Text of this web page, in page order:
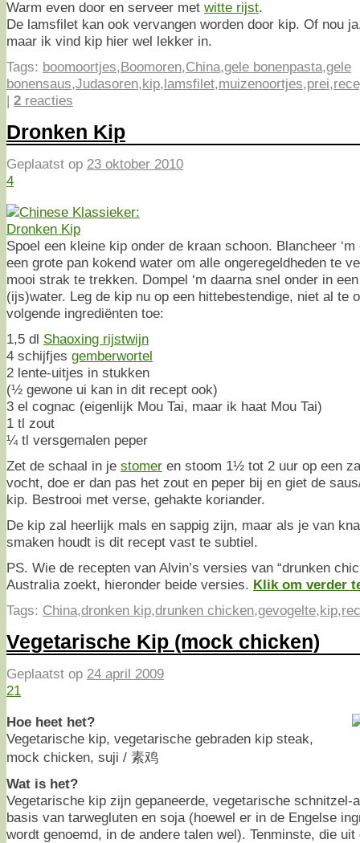
Warm even door en serveer met witte rijst.
De lamsfilet kan ook vervangen worden door kip. Of nou
maar ik vind kip hier wel lekker in.
Tags: boomoortjes,Boomoren,China,gele bonenpasta,gele
bonensaus,Judasoren,kip,lamsfilet,muizenoortjes,prei,
| 2 reacties
Dronken Kip
Geplaatst op 23 oktober 2010
4
Spoel een kleine kip onder de kraan schoon. Blancheer
een grote pan kokend water om alle ongeregeldheden te
mooi strak te trekken. Dompel ‘m daarna snel onder in
(ijs)water. Leg de kip nu op een hittebestendige, niet al te
volgende ingrediënten toe:
1,5 dl Shaoxing rijstwijn
4 schijfjes gemberwortel
2 lente-uitjes in stukken
(½ gewone ui kan in dit recept ook)
3 el cognac (eigenlijk Mou Tai, maar ik haat Mou Tai)
1 tl zout
¼ tl versgemalen peper
Zet de schaal in je stomer en stoom 1½ tot 2 uur op een
vocht, doe er dan pas het zout en peper bij en giet de
kip. Bestrooi met verse, gehakte koriander.
De kip zal heerlijk mals en sappig zijn, maar als je van
smaken houdt is dit recept vast te subtiel.
PS. Wie de recepten van Alvin’s versies van “drunken
Australia zoekt, hieronder beide versies. Klik om verder
Tags: China,dronken kip,drunken chicken,gevogelte,kip,
Vegetarische Kip (mock chicken)
Geplaatst op 24 april 2009
21
Hoe heet het?
Vegetarische kip, vegetarische gebraden kip steak,
mock chicken, suji / 素鸡
Wat is het?
Vegetarische kip zijn gepaneerde, vegetarische schnitzel-
basis van tarwegluten en soja (hoewel er in de Engelse
wordt genoemd, in de andere talen wel). Tenminste, die uit